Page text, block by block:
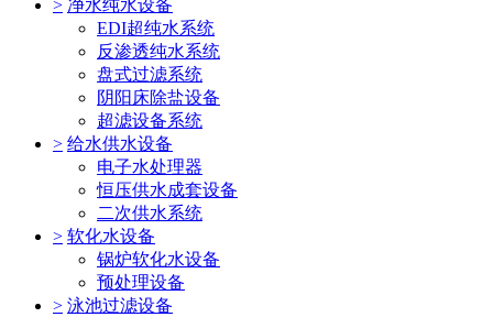
> 净水纯水设备
EDI超纯水系统
反渗透纯水系统
盘式过滤系统
阴阳床除盐设备
超滤设备系统
> 给水供水设备
电子水处理器
恒压供水成套设备
二次供水系统
> 软化水设备
锅炉软化水设备
预处理设备
> 泳池过滤设备